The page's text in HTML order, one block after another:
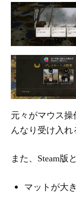
元々がマウス
んなり受け入れ
また、Steam版
マットが大